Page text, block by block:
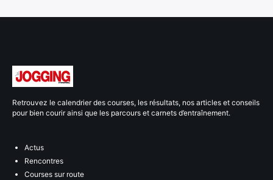
Retrouvez le calendrier des courses, les résultats, nos articles et conseils
pour bien courir ainsi que les parcours et carnets d’entraînement.
Actus
Rencontres
Courses sur route